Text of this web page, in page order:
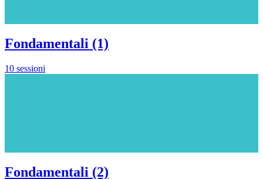
Fondamentali (1)
10 sessioni
Fondamentali (2)